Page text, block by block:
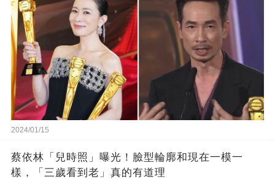
2024/01/15
蔡依林「兒時照」曝光！臉型輪廓和現在一模一
樣，「三歲看到老」真的有道理